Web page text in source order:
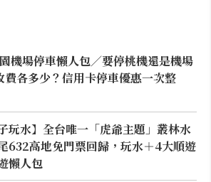
機場停車懶人包／要停桃機還是機場
費各多少？信用卡停車優惠一次整
玩水】全台唯一「虎爺主題」叢林水
632高地免門票回歸，玩水＋4大順遊
懶人包